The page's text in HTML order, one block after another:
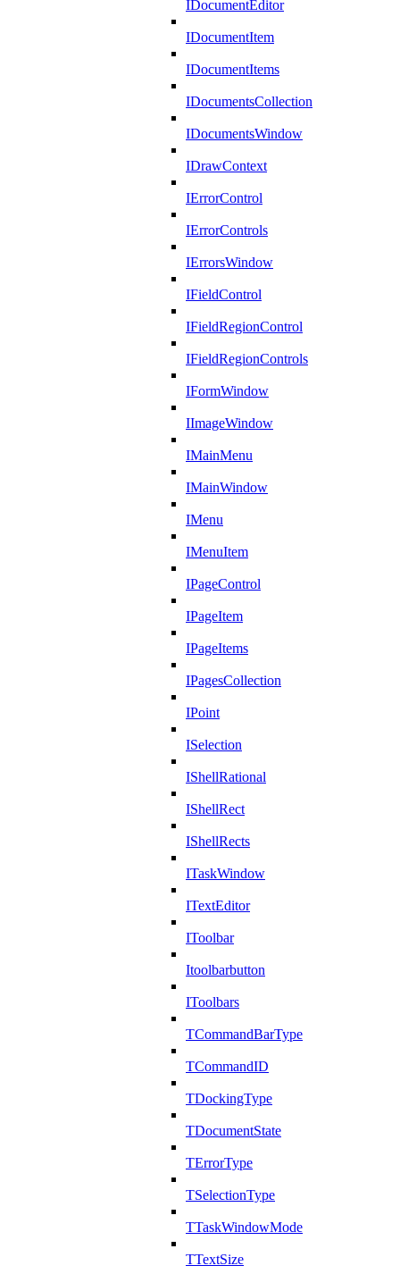
IDocumentEditor
IDocumentItem
IDocumentItems
IDocumentsCollection
IDocumentsWindow
IDrawContext
IErrorControl
IErrorControls
IErrorsWindow
IFieldControl
IFieldRegionControl
IFieldRegionControls
IFormWindow
IImageWindow
IMainMenu
IMainWindow
IMenu
IMenuItem
IPageControl
IPageItem
IPageItems
IPagesCollection
IPoint
ISelection
IShellRational
IShellRect
IShellRects
ITaskWindow
ITextEditor
IToolbar
Itoolbarbutton
IToolbars
TCommandBarType
TCommandID
TDockingType
TDocumentState
TErrorType
TSelectionType
TTaskWindowMode
TTextSize